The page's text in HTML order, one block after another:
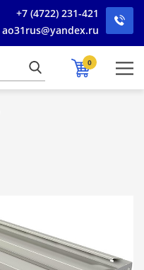
+7 (4722) 231-421
ao31rus@yandex.ru
0